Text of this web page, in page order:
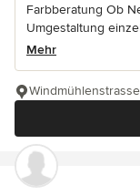
Farbberatung Ob
Umgestaltung
Mehr